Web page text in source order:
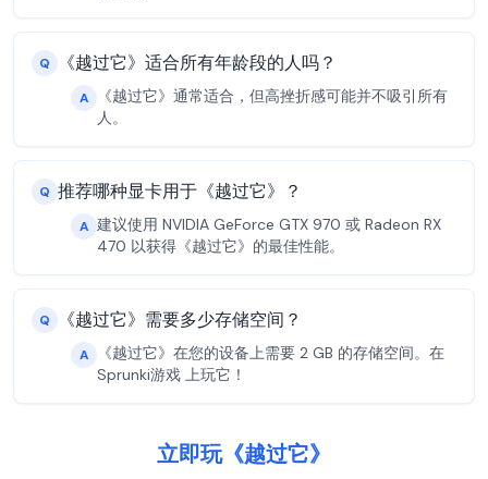
Q 《越过它》适合所有年龄段的人吗？
A
《越过它》通常适合，但高挫折感可能并不吸引所有
人。
Q 推荐哪种显卡用于《越过它》？
A 建议使用 NVIDIA GeForce GTX 970 或 Radeon RX
470 以获得《越过它》的最佳性能。
Q 《越过它》需要多少存储空间？
A
《越过它》在您的设备上需要 2 GB 的存储空间。在
Sprunki游戏 上玩它！
立即玩《越过它》